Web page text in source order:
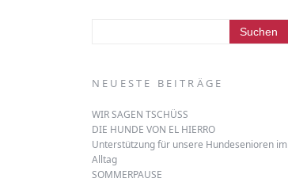
NEUESTE BEITRÄGE
WIR SAGEN TSCHÜSS
DIE HUNDE VON EL HIERRO
Unterstützung für unsere Hundesenioren im
Alltag
SOMMERPAUSE